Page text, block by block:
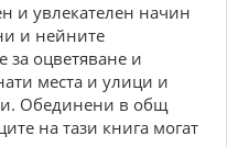
и увлекателен начин
и нейните
за оцветяване и
места и улици и
Обединени в общ
на тази книга могат